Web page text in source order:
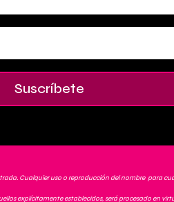
Suscríbete
Cualquier uso o reproducción del nombre para
explícitamente establecidos, será procesado en